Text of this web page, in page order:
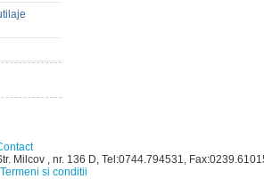
Milcov , nr. 136 D, Tel:0744.794531,
Termeni si conditii